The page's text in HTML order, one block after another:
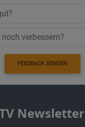
FEEDBACK SENDEN
Newsletter